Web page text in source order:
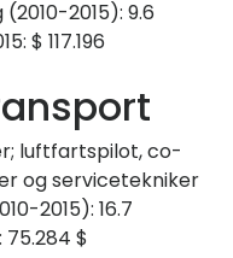
2015): 9.6
$ 117.196
luftfartspilot, co-
og servicetekniker
2015): 16.7
$